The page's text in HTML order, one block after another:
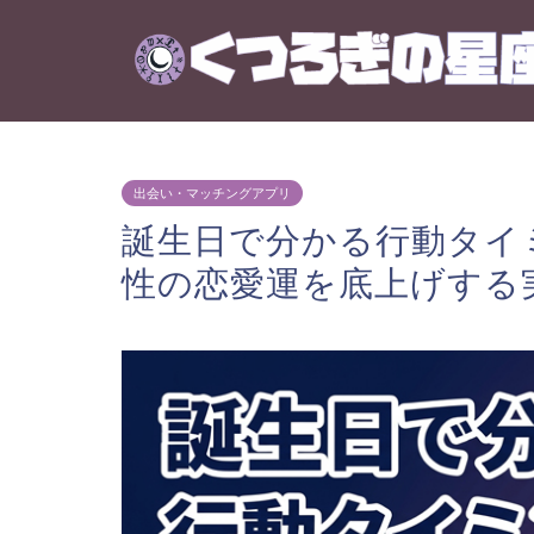
出会い・マッチングアプリ
誕生日で分かる行動タ
性の恋愛運を底上げする